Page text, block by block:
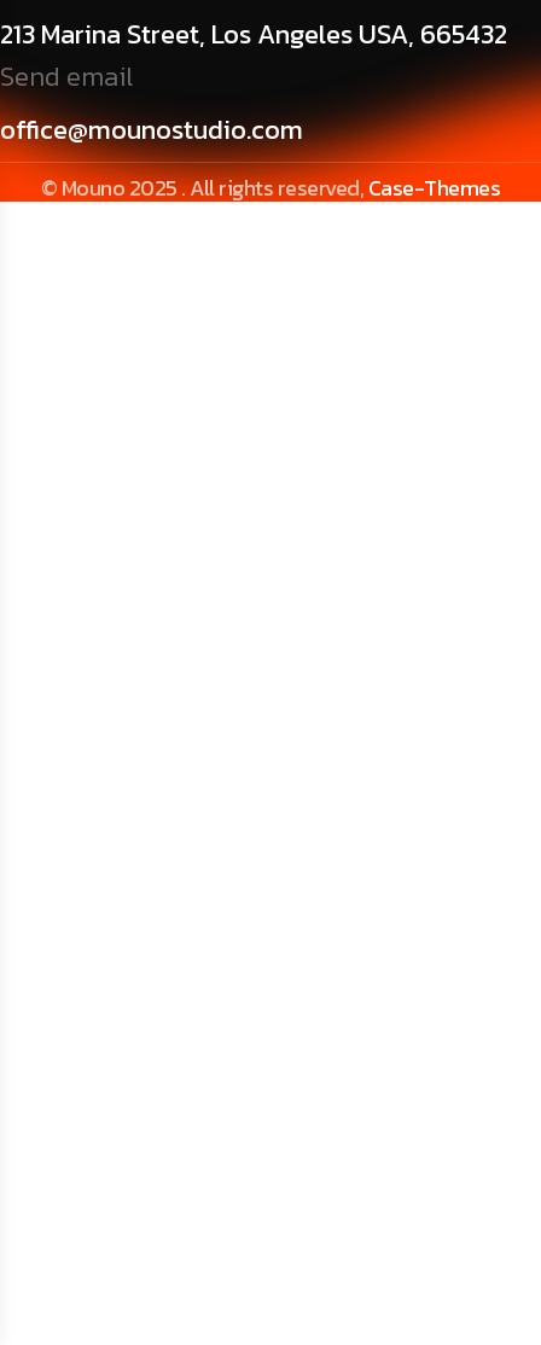
213 Marina Street, Los Angeles USA, 665432
Send email
office@mounostudio.com
© Mouno 2025 . All rights reserved,Case-Themes